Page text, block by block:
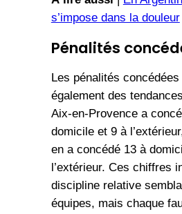
s’impose dans la douleur
Pénalités
Les pénalités
également des
Aix-en-Provence a
domicile et 9 à
en a concédé 13 à
l’extérieur. Ces chiffres
discipline relative
équipes, mais chaque